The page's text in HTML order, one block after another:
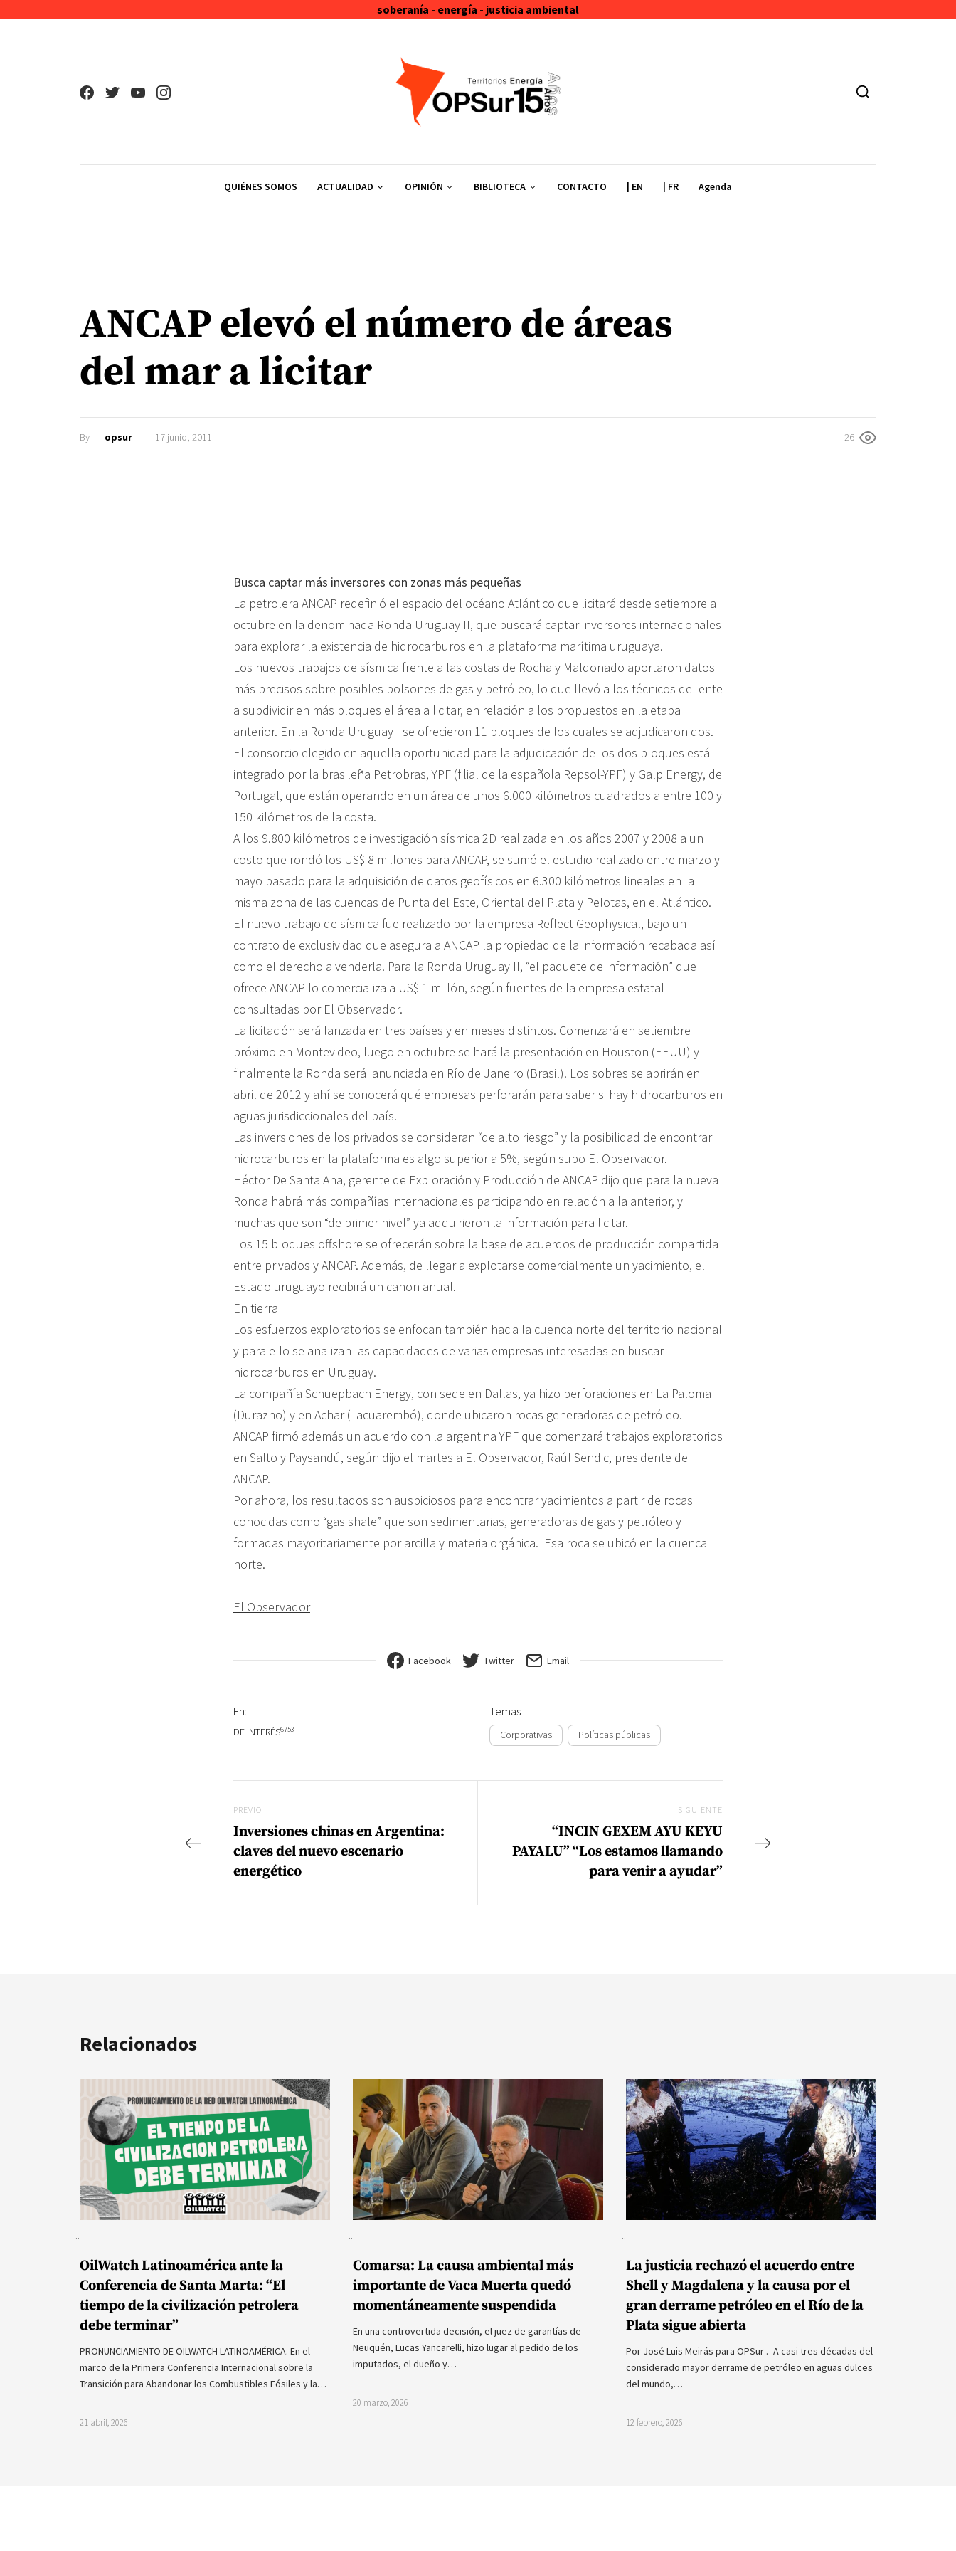
soberanía - energía - justicia ambiental
QUIÉNES SOMOS ACTUALIDAD OPINIÓN BIBLIOTECA CONTACTO | EN | FR Agenda
ANCAP elevó el número de áreas
del mar a licitar
By opsur 17 junio, 2011 26
Busca captar más inversores con zonas más pequeñas
La petrolera ANCAP redefinió el espacio del océano Atlántico que licitará desde setiembre a
octubre en la denominada Ronda Uruguay II, que buscará captar inversores internacionales
para explorar la existencia de hidrocarburos en la plataforma marítima uruguaya.
Los nuevos trabajos de sísmica frente a las costas de Rocha y Maldonado aportaron datos
más precisos sobre posibles bolsones de gas y petróleo, lo que llevó a los técnicos del ente
a subdividir en más bloques el área a licitar, en relación a los propuestos en la etapa
anterior. En la Ronda Uruguay I se ofrecieron 11 bloques de los cuales se adjudicaron dos.
El consorcio elegido en aquella oportunidad para la adjudicación de los dos bloques está
integrado por la brasileña Petrobras, YPF (filial de la española Repsol-YPF) y Galp Energy, de
Portugal, que están operando en un área de unos 6.000 kilómetros cuadrados a entre 100 y
150 kilómetros de la costa.
A los 9.800 kilómetros de investigación sísmica 2D realizada en los años 2007 y 2008 a un
costo que rondó los US$ 8 millones para ANCAP, se sumó el estudio realizado entre marzo y
mayo pasado para la adquisición de datos geofísicos en 6.300 kilómetros lineales en la
misma zona de las cuencas de Punta del Este, Oriental del Plata y Pelotas, en el Atlántico.
El nuevo trabajo de sísmica fue realizado por la empresa Reflect Geophysical, bajo un
contrato de exclusividad que asegura a ANCAP la propiedad de la información recabada así
como el derecho a venderla. Para la Ronda Uruguay II, “el paquete de información” que
ofrece ANCAP lo comercializa a US$ 1 millón, según fuentes de la empresa estatal
consultadas por El Observador.
La licitación será lanzada en tres países y en meses distintos. Comenzará en setiembre
próximo en Montevideo, luego en octubre se hará la presentación en Houston (EEUU) y
finalmente la Ronda será anunciada en Río de Janeiro (Brasil). Los sobres se abrirán en
abril de 2012 y ahí se conocerá qué empresas perforarán para saber si hay hidrocarburos en
aguas jurisdiccionales del país.
Las inversiones de los privados se consideran “de alto riesgo” y la posibilidad de encontrar
hidrocarburos en la plataforma es algo superior a 5%, según supo El Observador.
Héctor De Santa Ana, gerente de Exploración y Producción de ANCAP dijo que para la nueva
Ronda habrá más compañías internacionales participando en relación a la anterior, y
muchas que son “de primer nivel” ya adquirieron la información para licitar.
Los 15 bloques offshore se ofrecerán sobre la base de acuerdos de producción compartida
entre privados y ANCAP. Además, de llegar a explotarse comercialmente un yacimiento, el
Estado uruguayo recibirá un canon anual.
En tierra
Los esfuerzos exploratorios se enfocan también hacia la cuenca norte del territorio nacional
y para ello se analizan las capacidades de varias empresas interesadas en buscar
hidrocarburos en Uruguay.
La compañía Schuepbach Energy, con sede en Dallas, ya hizo perforaciones en La Paloma
(Durazno) y en Achar (Tacuarembó), donde ubicaron rocas generadoras de petróleo.
ANCAP firmó además un acuerdo con la argentina YPF que comenzará trabajos exploratorios
en Salto y Paysandú, según dijo el martes a El Observador, Raúl Sendic, presidente de
ANCAP.
Por ahora, los resultados son auspiciosos para encontrar yacimientos a partir de rocas
conocidas como “gas shale” que son sedimentarias, generadoras de gas y petróleo y
formadas mayoritariamente por arcilla y materia orgánica. Esa roca se ubicó en la cuenca
norte.
El Observador
Facebook Twitter Email
En:
DE INTERÉS6753
Temas
Corporativas Políticas públicas
Previo
PREVIO
Inversiones chinas en Argentina:
claves del nuevo escenario
energético
SIGUIENTE
“INCIN GEXEM AYU KEYU
PAYALU” “Los estamos llamando
para venir a ayudar”
Relacionados
OilWatch Latinoamérica ante la
Conferencia de Santa Marta: “El
tiempo de la civilización petrolera
debe terminar”
PRONUNCIAMIENTO DE OILWATCH LATINOAMÉRICA. En el
marco de la Primera Conferencia Internacional sobre la
Transición para Abandonar los Combustibles Fósiles y la…
21 abril, 2026
Comarsa: La causa ambiental más
importante de Vaca Muerta quedó
momentáneamente suspendida
En una controvertida decisión, el juez de garantías de
Neuquén, Lucas Yancarelli, hizo lugar al pedido de los
imputados, el dueño y…
20 marzo, 2026
La justicia rechazó el acuerdo entre
Shell y Magdalena y la causa por el
gran derrame petróleo en el Río de la
Plata sigue abierta
Por José Luis Meirás para OPSur .- A casi tres décadas del
considerado mayor derrame de petróleo en aguas dulces
del mundo,…
12 febrero, 2026